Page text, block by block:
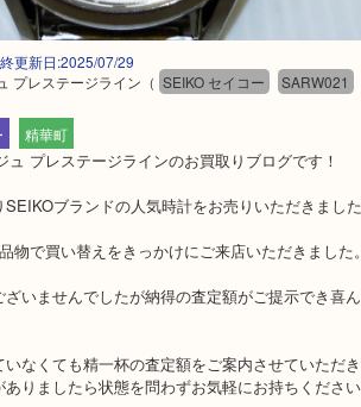
ュ プレステージライン（ SEIKO セイコー
精華町
ュ プレステージラインのお買取りブログで
品物で買い替えをきっかけにご来店いただき